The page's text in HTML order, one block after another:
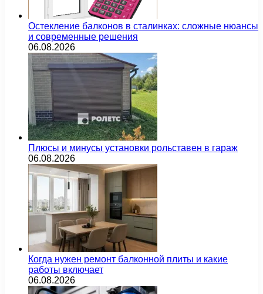
Остекление балконов в сталинках: сложные нюансы
и современные решения
06.08.2026
Плюсы и минусы установки рольставен в гараж
06.08.2026
Когда нужен ремонт балконной плиты и какие
работы включает
06.08.2026